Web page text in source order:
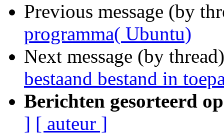
Previous message (by
programma( Ubuntu)
Next message (by
bestaand bestand in
Berichten gesorteerd
] [ auteur ]